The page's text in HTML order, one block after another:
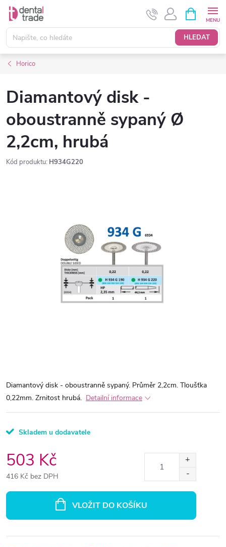
Přejít
obsah
HLEDAT
NÁKUPNÍ
KOŠÍK
Horico
Diamantový disk -
oboustranně sypaný Ø
2,2cm, hrubá
Kód produktu: H934G220
Diamantový disk - oboustranně sypaný. Průměr 2,2cm. Tloušťka
0,22mm. Zrnitost hrubá. Detailní informace
Skladem u dodavatele
503 Kč
416 Kč bez DPH
VLOŽIT DO KOŠÍKU